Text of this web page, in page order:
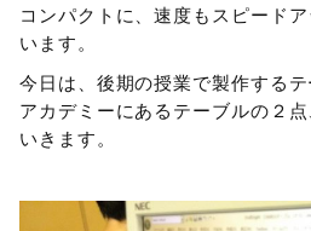
コンパクトに、速度もスピード
います。
今日は、後期の授業で製作する
アカデミーにあるテーブルの２
いきます。